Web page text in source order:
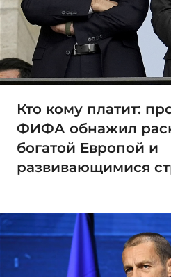
Кто кому платит:
ФИФА обнажил
богатой Европой и
развивающимися